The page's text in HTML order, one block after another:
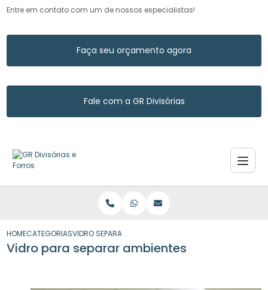
Entre em contato com um de nossos especialistas!
Faça seu orçamento agora
Fale com a GR Divisórias
HOMECATEGORIASVIDRO SEPARAR AMBIENTES
Vidro para separar ambientes